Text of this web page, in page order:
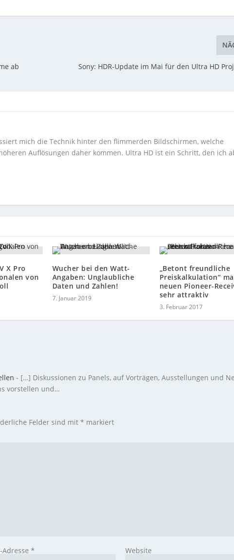
ab
Sony: HDR-Update im Mai für den Ultra HD
mich die Technik hinter den flimmerden Bildschirmen, welche
Auflösungen daher kommen. Ultra HD ist ein Schritt, den ich
X Pro
von
Wucher bei den Watt-
Angaben: Unglaubliche
Daten und Zahlen!
7. Januar 2019
„Betont freundliche
Preiskalkulation“
neuen Pioneer-
sehr attraktiv
3. Februar 2017
- […] Diskussionen zu Panels, auf Vorträgen, Ausstellungen und
vorstellen und…
Felder sind mit* markiert
Adresse * Website